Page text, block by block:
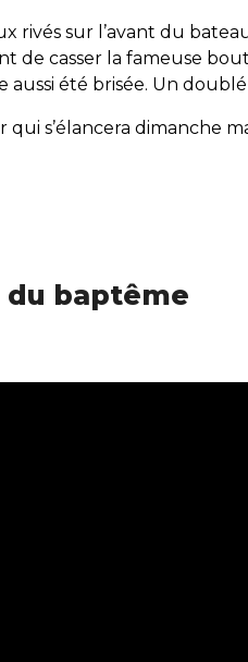
rivés sur l’avant du
de casser la fameuse
été brisée. Un
s’élancera dimanche
du baptême